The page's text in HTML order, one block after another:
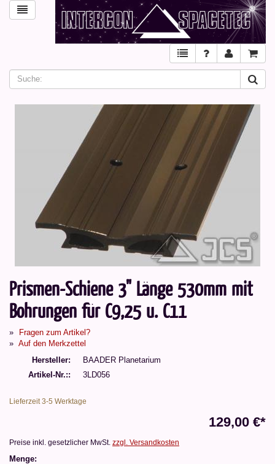
Prismen-Schiene 3" Länge 530mm mit
Bohrungen für C9,25 u. C11
Fragen zum Artikel?
Auf den Merkzettel
Hersteller
BAADER Planetarium
Artikel-Nr.:
3LD056
Lieferzeit 3-5 Werktage
129,00 €*
Preise inkl. gesetzlicher MwSt. zzgl. Versandkosten
Menge: